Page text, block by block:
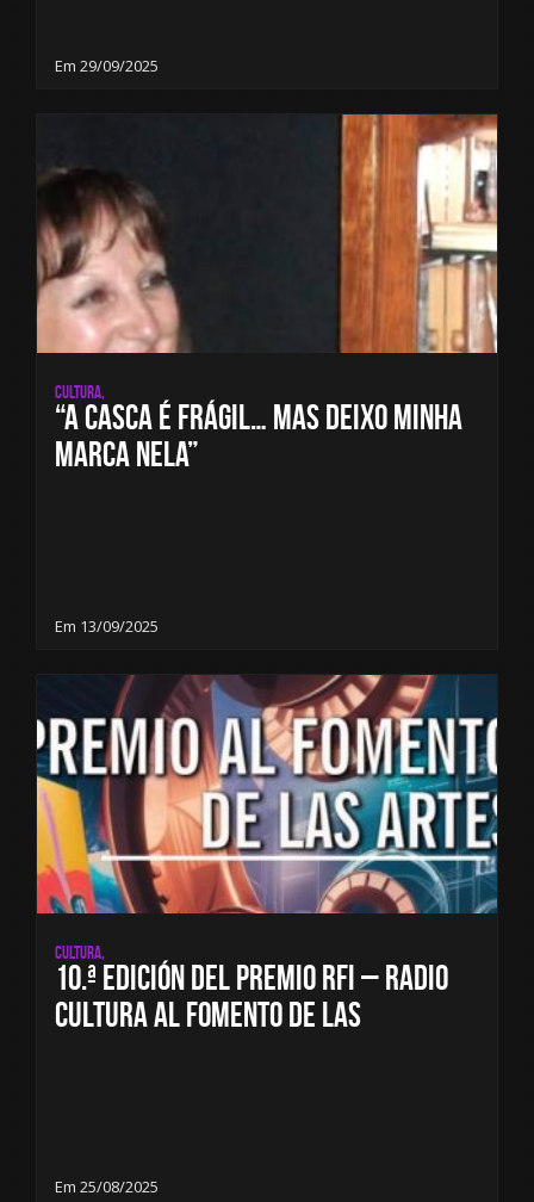
Em 29/09/2025
Cultura,
“A casca é frágil… mas deixo minha
marca nela”
Em 13/09/2025
Cultura,
10.ª edición del Premio RFI – Radio
Cultura al Fomento de las
Em 25/08/2025